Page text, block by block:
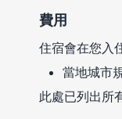
費用
住宿會在您入
當地城市
此處已列出所